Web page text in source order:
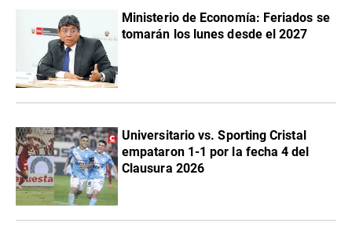
Ministerio de Economía: Feriados se
tomarán los lunes desde el 2027
Universitario vs. Sporting Cristal
empataron 1-1 por la fecha 4 del
Clausura 2026